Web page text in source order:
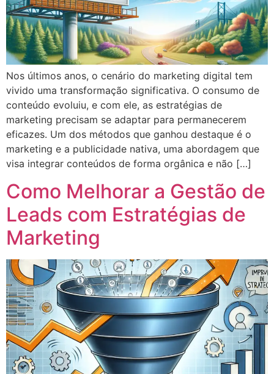
Nos últimos anos, o cenário do marketing digital tem
vivido uma transformação significativa. O consumo de
conteúdo evoluiu, e com ele, as estratégias de
marketing precisam se adaptar para permanecerem
eficazes. Um dos métodos que ganhou destaque é o
marketing e a publicidade nativa, uma abordagem que
visa integrar conteúdos de forma orgânica e não […]
Como Melhorar a Gestão de
Leads com Estratégias de
Marketing